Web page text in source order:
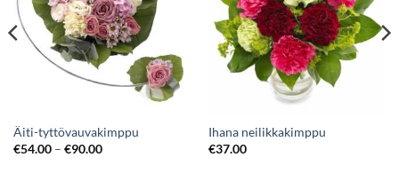
Äiti-tyttövauvakimppu
€54.00– €90.00
Ihana neilikkakimppu
€37.00